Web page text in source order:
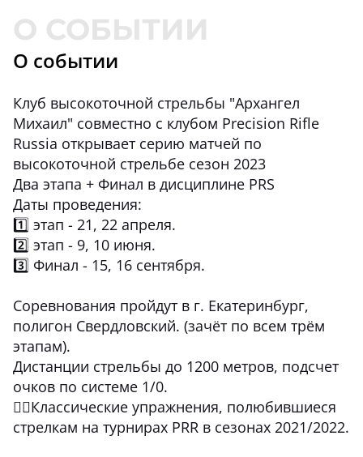
О событии
Клуб высокоточной стрельбы "Архангел
Михаил" совместно с клубом Precision Rifle
Russia открывает серию матчей по
высокоточной стрельбе сезон 2023
Два этапа + Финал в дисциплине PRS
Даты проведения:
1️⃣ этап - 21, 22 апреля.
2️⃣ этап - 9, 10 июня.
3️⃣ Финал - 15, 16 сентября.
Соревнования пройдут в г. Екатеринбург,
полигон Свердловский. (зачёт по всем трём
этапам).
Дистанции стрельбы до 1200 метров, подсчет
очков по системе 1/0.
👍🏻Классические упражнения, полюбившиеся
стрелкам на турнирах PRR в сезонах 2021/2022.